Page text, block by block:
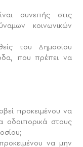
συνεπής στις
κοινωνικών
του Δημοσίου
που πρέπει να
προκειμένου να
οδοιπορικά στους
να μην